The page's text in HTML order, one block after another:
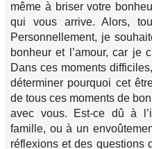
même à briser votre
qui vous arrive. Alors,
Personnellement, je
bonheur et l’amour, car je
Dans ces moments
déterminer pourquoi cet
de tous ces moments de
avec vous. Est-ce dû à
famille, ou à un
réflexions et des questions